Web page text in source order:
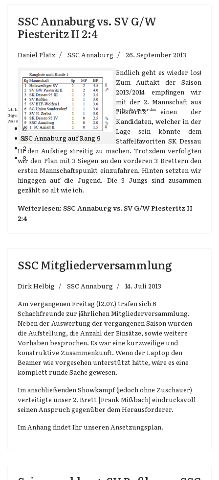
Ich halte jeden, mit dem ich spiele, so lange für einen Meister, bis er mir das
Gegenteil bewiesen hat.
Wassili Panow
0
1
2
3
SSC Annaburg vs. SV G/W
Piesteritz II 2:4
Daniel Platz SSC Annaburg 26. September 2013
SSC Annaburg auf Rang 9
Endlich geht es wieder los!
Zum Auftakt der Saison
2013/2014 empfingen wir
mit der 2. Mannschaft aus
Piesteritz einen der
Kandidaten, welcher in der
Lage sein könnte dem
Staffelfavoriten SK Dessau
III den Aufstieg streitig zu machen. Trotzdem verfolgten
wir den Plan mit 3 Siegen an den vorderen 3 Brettern den
ersten Mannschaftspunkt einzufahren. Hinten setzten wir
hingegen auf die Jugend. Die 3 Jungs sind zusammen
gezählt so alt wie ich.
Weiterlesen: SSC Annaburg vs. SV G/W Piesteritz II
2:4
SSC Mitgliederversammlung
Dirk Helbig SSC Annaburg
14. Juli 2013
Am vergangenen Freitag (12.07.) trafen sich 6
Schachfreunde zur jährlichen Mitgliederversammlung.
Neben der Auswertung der vergangenen Saison wurden
die Aufstellung, die Anzahl der Einsätze, sowie weitere
Vorhaben besprochen. Es war eine kurzweilige und
konstruktive Zusammenkunft. Wenn der Laptop den
Beamer wie vorgesehen unterstützt hätte, wäre es eine
komplett runde Sache gewesen.
Im anschließenden Showkampf (jedoch ohne Zuschauer)
verteitigte unser 2. Brett [Frank Mißbach] eindrucksvoll
seinen Anspruch gegenüber dem Herausforderer.
Im Anhang findet Ihr unseren Ansetzungsplan.